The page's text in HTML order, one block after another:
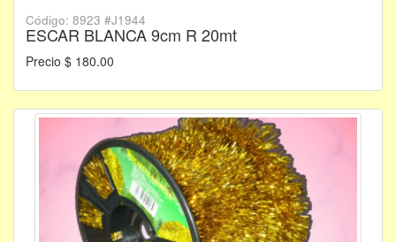
Código: 8923 #J1944
ESCAR BLANCA 9cm R 20mt
Precio $ 180.00